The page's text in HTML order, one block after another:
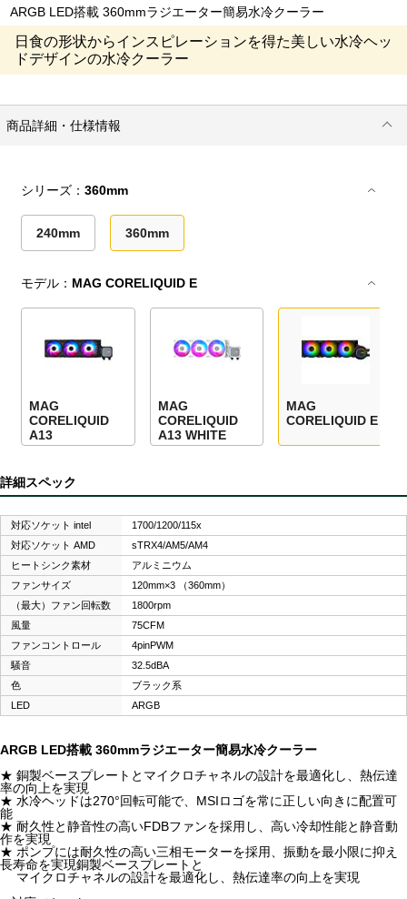
ARGB LED搭載 360mmラジエーター簡易水冷クーラー
日食の形状からインスピレーションを得た美しい水冷ヘッ
ドデザインの水冷クーラー
商品詳細・仕様情報
シリーズ：360mm
240mm 360mm
モデル： MAG CORELIQUID E
MAG
CORELIQUID
A13
MAG
CORELIQUID
A13 WHITE
MAG
CORELIQUID E
詳細スペック
対応ソケット intel
1700/1200/115x
対応ソケット AMD
sTRX4/AM5/AM4
ヒートシンク素材
アルミニウム
ファンサイズ
120mm×3 （360mm）
（最大）ファン回転数
1800rpm
風量
75CFM
ファンコントロール
4pinPWM
騒音
32.5dBA
色
ブラック系
LED
ARGB
ARGB LED搭載 360mmラジエーター簡易水冷クーラー
★ 銅製ベースプレートとマイクロチャネルの設計を最適化し、熱伝達
率の向上を実現
★ 水冷ヘッドは270°回転可能で、MSIロゴを常に正しい向きに配置可
能
★ 耐久性と静音性の高いFDBファンを採用し、高い冷却性能と静音動
作を実現
★ ポンプには耐久性の高い三相モーターを採用、振動を最小限に抑え
長寿命を実現銅製ベースプレートと
マイクロチャネルの設計を最適化し、熱伝達率の向上を実現